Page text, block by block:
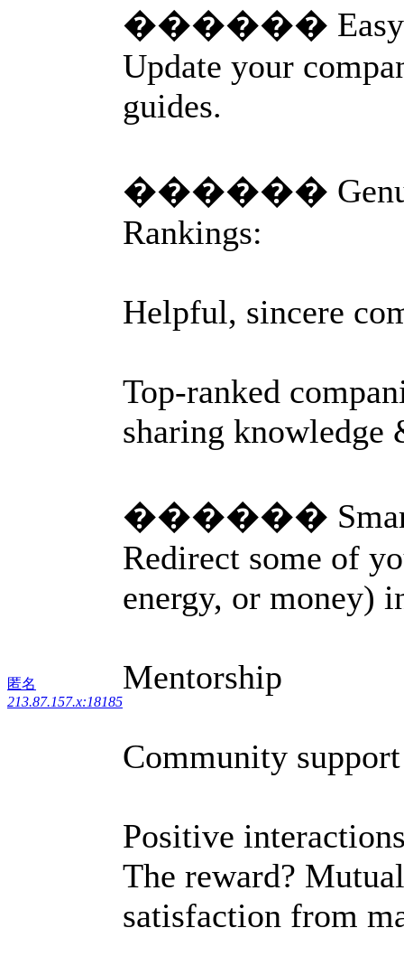
匿名
213.87.157.x:18185
������ Easy
Update your
guides.
������
Rankings:
Helpful, sincere
Top-ranked
sharing
������ Smart
Redirect some of
energy, or money)
Mentorship
Community support
Positive
The reward?
satisfaction from